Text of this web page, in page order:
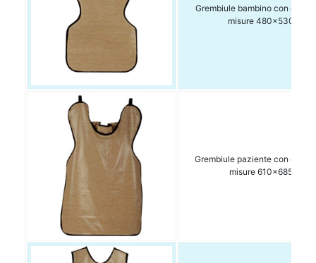
Grembiule bambino con
misure 480x530mm
Grembiule paziente con
misure 610x685mm